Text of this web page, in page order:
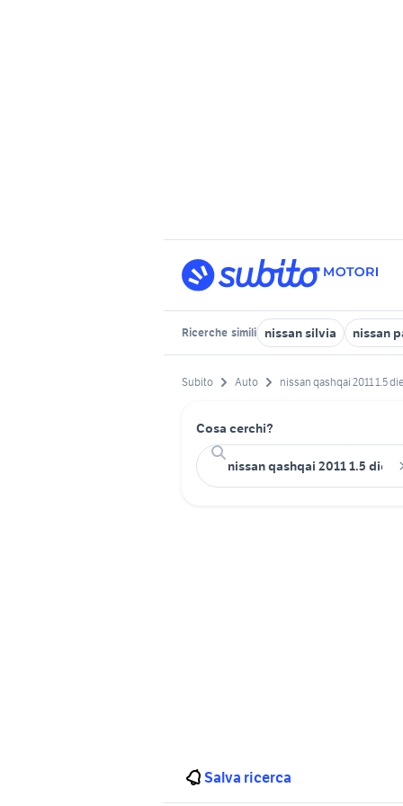
Ricerche simili nissan silvia nissan
Subito Auto nissan qashqai 2011 1.5
Cosa cerchi?
Salva ricerca